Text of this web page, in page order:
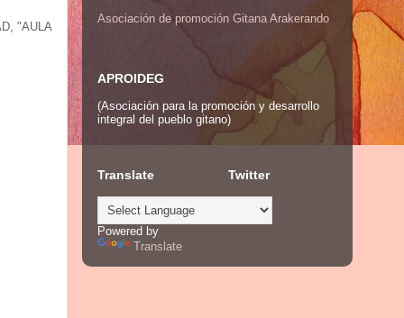
"AULA
Asociación de promoción Gitana Arakerando
APROIDEG
(Asociación para la promoción y desarrollo
integral del pueblo gitano)
Translate
Powered by
Translate
Twitter